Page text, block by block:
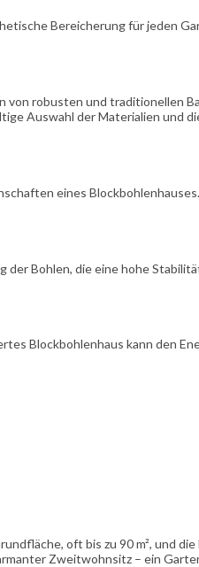
Bereicherung für jeden
von robusten und traditionellen
Auswahl der Materialien und
eines
Bohlen, die eine hohe
Blockbohlenhaus kann den
oft bis zu 90 m², und
Zweitwohnsitz – ein